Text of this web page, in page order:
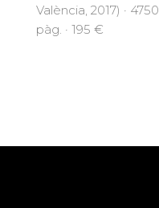
València, 2017) · 4750
pàg. · 195 €